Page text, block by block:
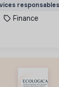
responsables
Finance